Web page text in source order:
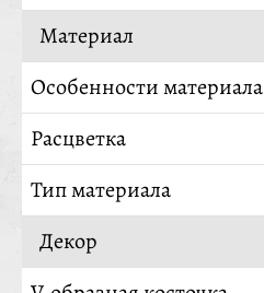
Материал
Особенности материала
Расцветка
Тип материала
Декор